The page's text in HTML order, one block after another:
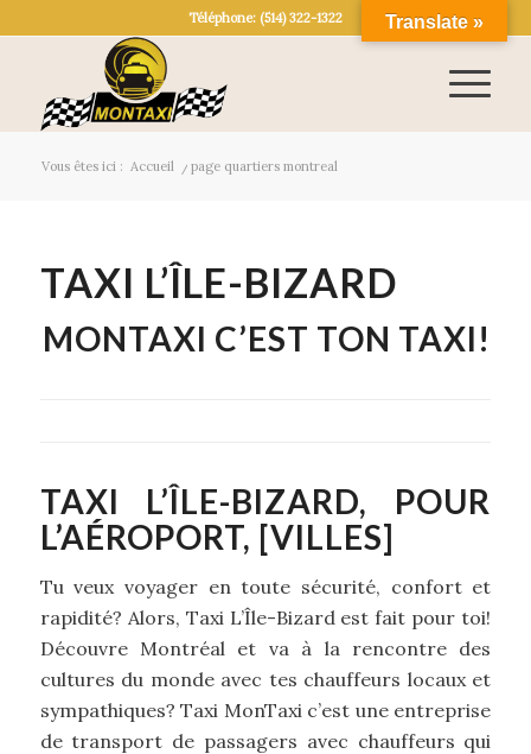
Téléphone: (514) 322-1322
Vous êtes ici : Accueil / page quartiers montreal
TAXI L’ÎLE-BIZARD
MONTAXI C’EST TON TAXI!
TAXI L’ÎLE-BIZARD, POUR
L’AÉROPORT, [VILLES]
Tu veux voyager en toute sécurité, confort et
rapidité? Alors, Taxi L’Île-Bizard est fait pour toi!
Découvre Montréal et va à la rencontre des
cultures du monde avec tes chauffeurs locaux et
sympathiques? Taxi MonTaxi c’est une entreprise
de transport de passagers avec chauffeurs qui
Translate »